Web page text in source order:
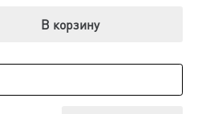
В корзину